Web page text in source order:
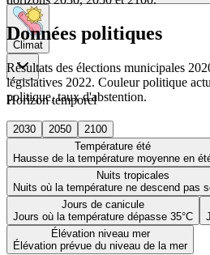
Climat
Horizon temporel
2030 2050
2100
Température été
Hausse de la température moyenne en
Nuits tropicales
Nuits où la température ne descend pas
Jours de canicule
Jours où la température dépasse 35°C
Élévation niveau mer
Élévation prévue du niveau de la mer
Données politiques
Résultats des élections municipales
législatives 2022. Couleur politique
politique, taux d'abstention.